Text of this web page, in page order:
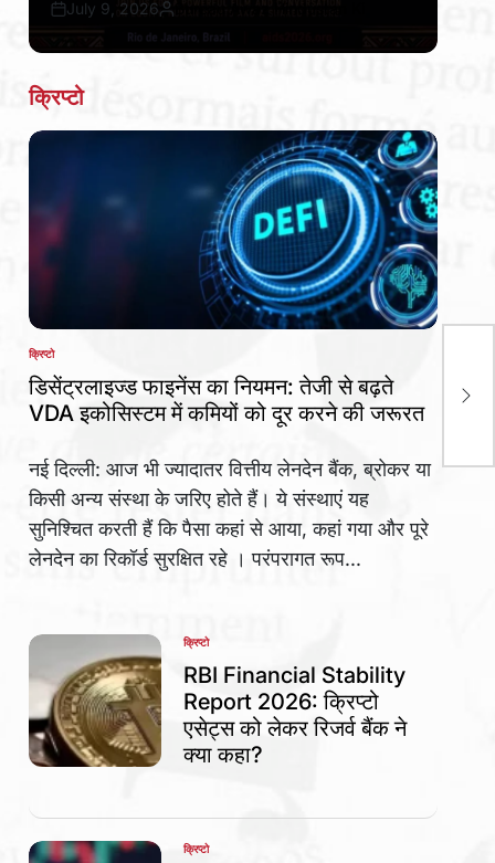
Post
July 9, 2026
By:
क्रिप्टो
POSTED
IN
क्रिप्टो
डिसेंट्रलाइज्ड फाइनेंस का नियमन: तेजी से बढ़ते
VDA इकोसिस्टम में कमियों को दूर करने की जरूरत
नई दिल्ली: आज भी ज्यादातर वित्तीय लेनदेन बैंक, ब्रोकर या
किसी अन्य संस्था के जरिए होते हैं। ये संस्थाएं यह
सुनिश्चित करती हैं कि पैसा कहां से आया, कहां गया और पूरे
लेनदेन का रिकॉर्ड सुरक्षित रहे । परंपरागत रूप...
POSTED
IN
क्रिप्टो
RBI Financial Stability
Report 2026: क्रिप्टो
एसेट्स को लेकर रिजर्व बैंक ने
क्या कहा?
POSTED
क्रिप्टो